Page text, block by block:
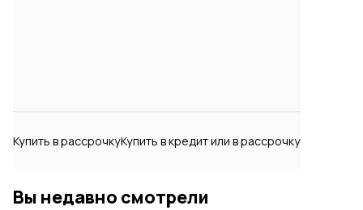
Купить в рассрочкуКупить в кредит или в рассрочку
Вы недавно смотрели